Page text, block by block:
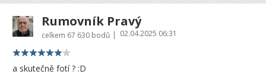
Rumovník Pravý
celkem 67 630 bodů | 02.04.2025 06:31
a skutečně fotí ? :D